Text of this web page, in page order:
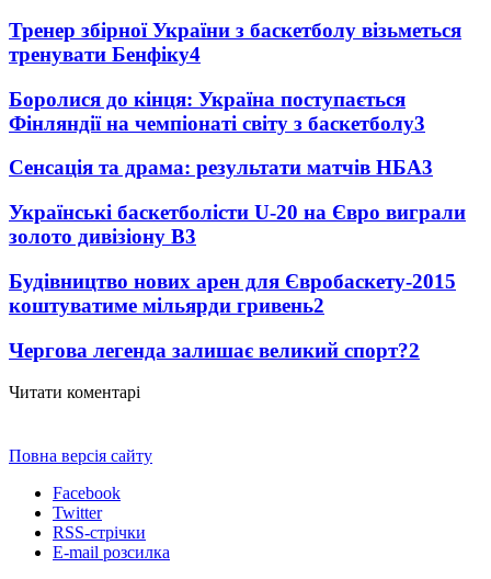
Тренер збірної України з баскетболу візьметься
тренувати Бенфіку4
Боролися до кінця: Україна поступається
Фінляндії на чемпіонаті світу з баскетболу3
Сенсація та драма: результати матчів НБА3
Українські баскетболісти U-20 на Євро виграли
золото дивізіону В3
Будівництво нових арен для Євробаскету-2015
коштуватиме мільярди гривень2
Чергова легенда залишає великий спорт?2
Читати коментарі
Повна версія сайту
Facebook
Twitter
RSS-стрічки
E-mail розсилка